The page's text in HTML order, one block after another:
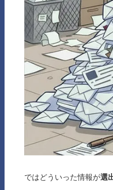
ではどういった情報が選